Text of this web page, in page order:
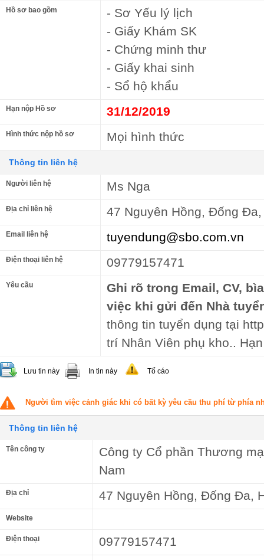
Hồ sơ bao gồm
- Sơ Yếu lý lịch
- Giấy Khám SK
- Chứng minh thư
- Giấy khai sinh
- Sổ hộ khẩu
Hạn nộp Hồ sơ 31/12/2019
Hình thức nộp hồ sơ Mọi hình thức
Thông tin liên hệ
Người liên hệ Ms Nga
Địa chỉ liên hệ 47 Nguyên Hồng, Đống Đa,
Email liên hệ tuyendung@sbo.com.vn
Điện thoại liên hệ 09779157471
Yêu cầu
Ghi rõ trong Email, CV,
việc khi gửi đến Nhà
thông tin tuyển dụng tại
trí Nhân Viên phụ kho..
Lưu tin này In tin này Tố cáo
Người tìm việc cảnh giác khi có bất kỳ yêu cầu thu phí từ phía
Thông tin liên hệ
Tên công ty
Công ty Cổ phần Thương
Nam
Địa chỉ 47 Nguyên Hồng, Đống Đa,
Website
Điện thoại 09779157471